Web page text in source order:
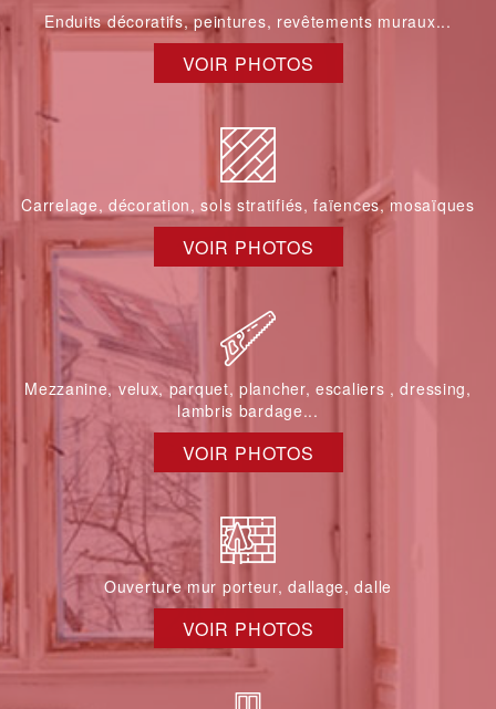
Enduits décoratifs, peintures, revêtements muraux...
VOIR PHOTOS
Carrelage, décoration, sols stratifiés, faïences, mosaïques
VOIR PHOTOS
Mezzanine, velux, parquet, plancher, escaliers , dressing,
lambris bardage...
VOIR PHOTOS
Ouverture mur porteur, dallage, dalle
VOIR PHOTOS